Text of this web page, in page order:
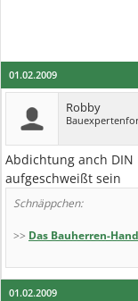
01.02.2009
Robby
Abdichtung anch
aufgeschweißt sein
Schnäppchen:
>> Das Bauherren-
01.02.2009